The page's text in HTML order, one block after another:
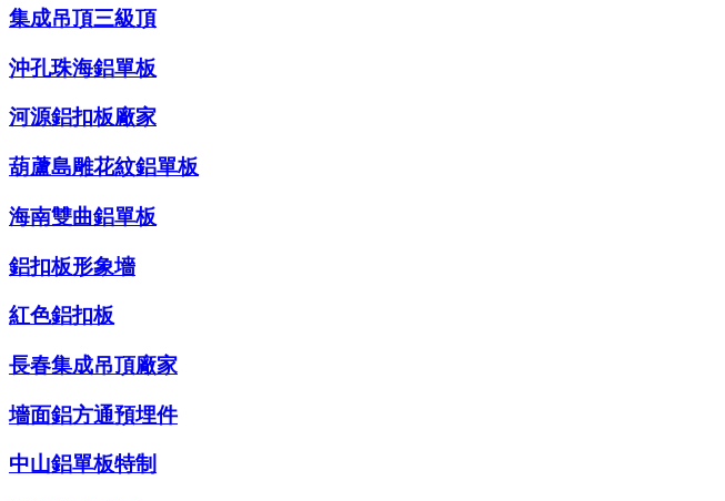
集成吊頂三級頂
沖孔珠海鋁單板
河源鋁扣板廠家
葫蘆島雕花紋鋁單板
海南雙曲鋁單板
鋁扣板形象墻
紅色鋁扣板
長春集成吊頂廠家
墻面鋁方通預埋件
中山鋁單板特制